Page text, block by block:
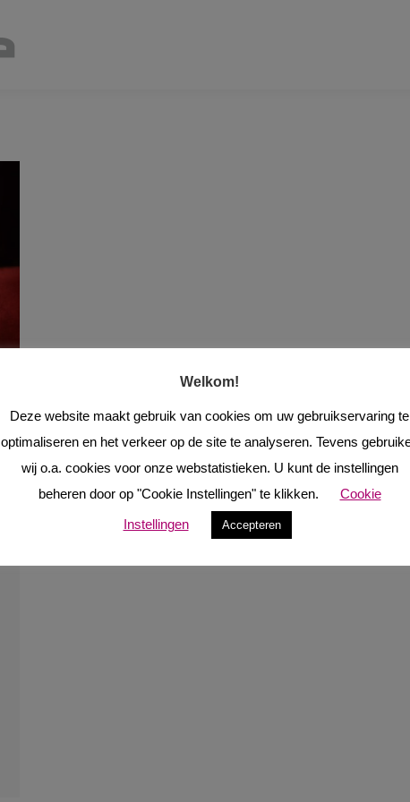
Welkom!
Deze website maakt gebruik van cookies om uw gebruikservaring te
optimaliseren en het verkeer op de site te analyseren. Tevens
wij o.a. cookies voor onze webstatistieken. U kunt de instellingen
beheren door op "Cookie Instellingen" te klikken.
Cookie
Instellingen
Accepteren